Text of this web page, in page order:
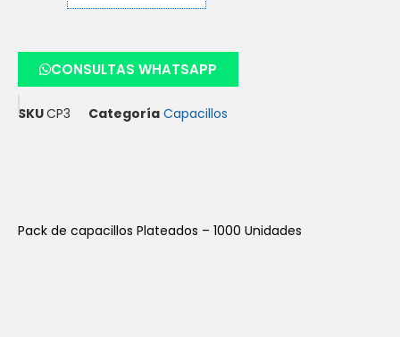
CONSULTAS WHATSAPP
SKUCP3 Categoría Capacillos
Pack de capacillos Plateados – 1000 Unidades